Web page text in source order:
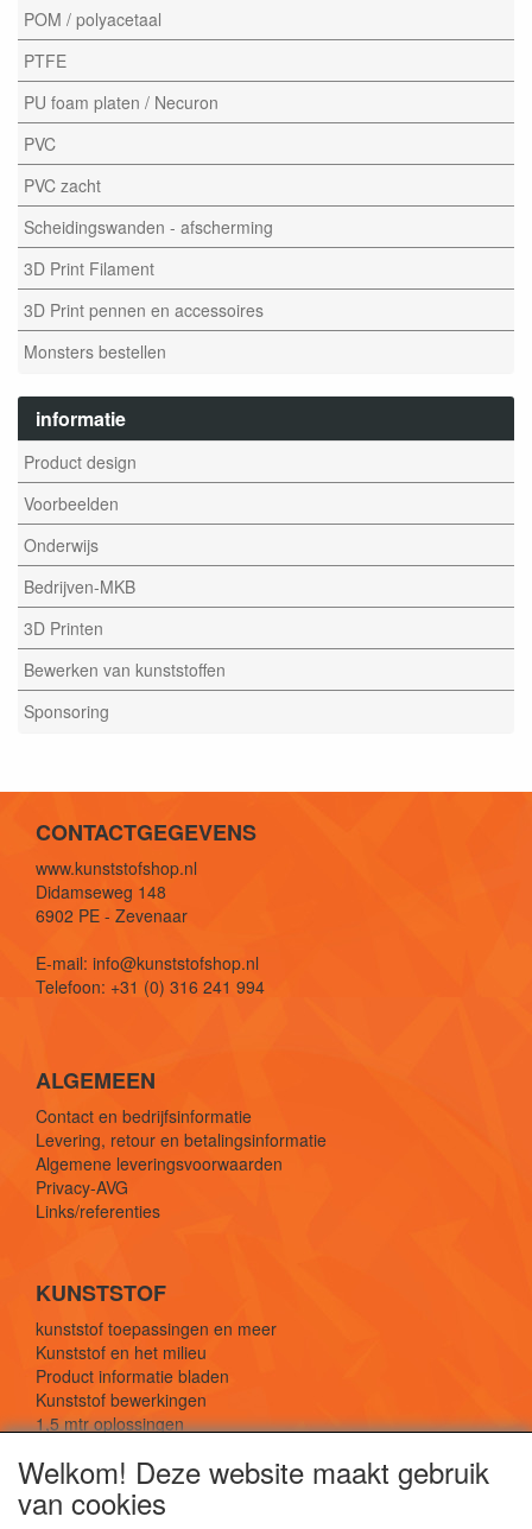
POM / polyacetaal
PTFE
PU foam platen / Necuron
PVC
PVC zacht
Scheidingswanden - afscherming
3D Print Filament
3D Print pennen en accessoires
Monsters bestellen
informatie
Product design
Voorbeelden
Onderwijs
Bedrijven-MKB
3D Printen
Bewerken van kunststoffen
Sponsoring
CONTACTGEGEVENS
www.kunststofshop.nl
Didamseweg 148
6902 PE - Zevenaar
E-mail: info@kunststofshop.nl
Telefoon: +31 (0) 316 241 994
ALGEMEEN
Contact en bedrijfsinformatie
Levering, retour en betalingsinformatie
Algemene leveringsvoorwaarden
Privacy-AVG
Links/referenties
KUNSTSTOF
kunststof toepassingen en meer
Kunststof en het milieu
Product informatie bladen
Kunststof bewerkingen
1,5 mtr oplossingen
Welkom! Deze website maakt gebruik
van cookies